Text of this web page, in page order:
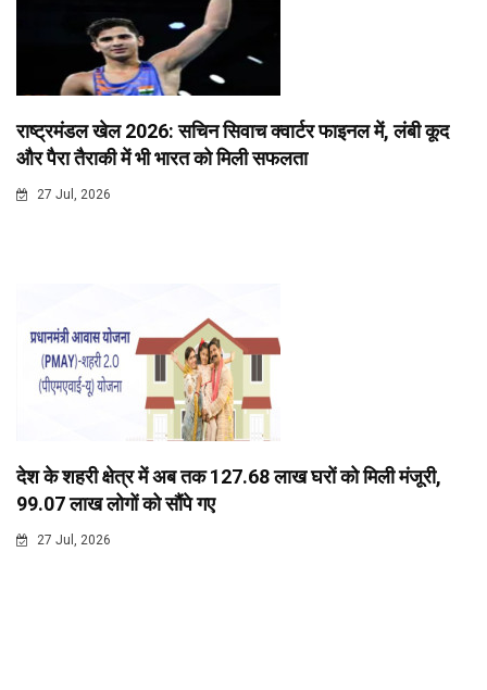
राष्ट्रमंडल खेल 2026: सचिन सिवाच क्वार्टर फाइनल में, लंबी कूद
और पैरा तैराकी में भी भारत को मिली सफलता
27 Jul, 2026
देश के शहरी क्षेत्र में अब तक 127.68 लाख घरों को मिली मंजूरी,
99.07 लाख लोगों को सौंपे गए
27 Jul, 2026